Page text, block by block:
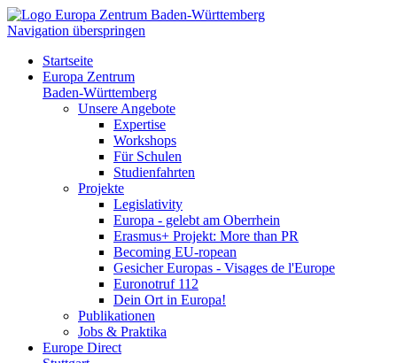
Navigation überspringen
Startseite
Europa Zentrum
Baden-Württemberg
Unsere Angebote
Expertise
Workshops
Für Schulen
Studienfahrten
Projekte
Legislativity
Europa - gelebt am Oberrhein
Erasmus+ Projekt: More than PR
Becoming EU-ropean
Gesicher Europas - Visages de l'Europe
Euronotruf 112
Dein Ort in Europa!
Publikationen
Jobs & Praktika
Europe Direct